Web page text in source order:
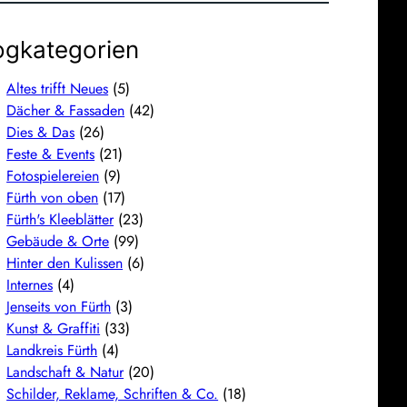
Altes trifft Neues (5)
Dächer & Fassaden (42)
Dies & Das (26)
Feste & Events (21)
Fotospielereien (9)
Fürth von oben (17)
Fürth's Kleeblätter(23)
Gebäude & Orte (99)
Hinter den Kulissen (6)
Internes (4)
Jenseits von Fürth (3)
Kunst & Graffiti (33)
Landkreis Fürth (4)
Landschaft & Natur(20)
Schilder, Reklame, Schriften & Co. (18)